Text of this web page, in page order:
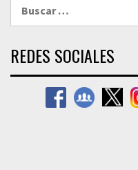
REDES SOCIALES